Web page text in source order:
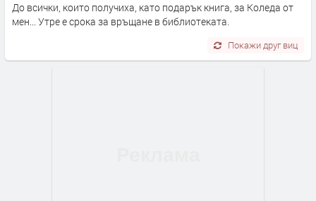
До всички, които получиха, като подарък книга, за Коледа от
мен... Утре е срока за връщане в библиотеката.
Покажи друг виц